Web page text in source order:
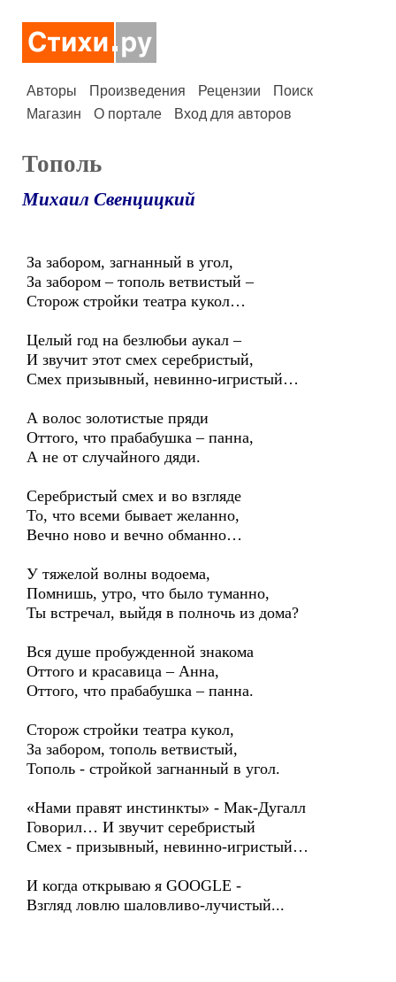
Авторы Произведения Рецензии
Поиск
Магазин
О портале Вход для авторов
Тополь
Михаил Свенцицкий
За забором, загнанный в угол,
За забором – тополь ветвистый –
Сторож стройки театра кукол…
Целый год на безлюбьи аукал –
И звучит этот смех серебристый,
Смех призывный, невинно-игристый…
А волос золотистые пряди
Оттого, что прабабушка – панна,
А не от случайного дяди.
Серебристый смех и во взгляде
То, что всеми бывает желанно,
Вечно ново и вечно обманно…
У тяжелой волны водоема,
Помнишь, утро, что было туманно,
Ты встречал, выйдя в полночь из дома?
Вся душе пробужденной знакома
Оттого и красавица – Анна,
Оттого, что прабабушка – панна.
Сторож стройки театра кукол,
За забором, тополь ветвистый,
Тополь - стройкой загнанный в угол.
«Нами правят инстинкты» - Мак-Дугалл
Говорил… И звучит серебристый
Смех - призывный, невинно-игристый…
И когда открываю я GOOGLЕ -
Взгляд ловлю шаловливо-лучистый...